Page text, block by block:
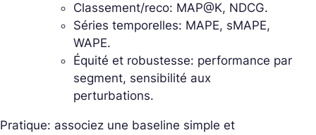
Classement/reco: MAP@K, NDCG.
Séries temporelles: MAPE, sMAPE,
WAPE.
Équité et robustesse: performance par
segment, sensibilité aux
perturbations.
Pratique: associez une baseline simple et